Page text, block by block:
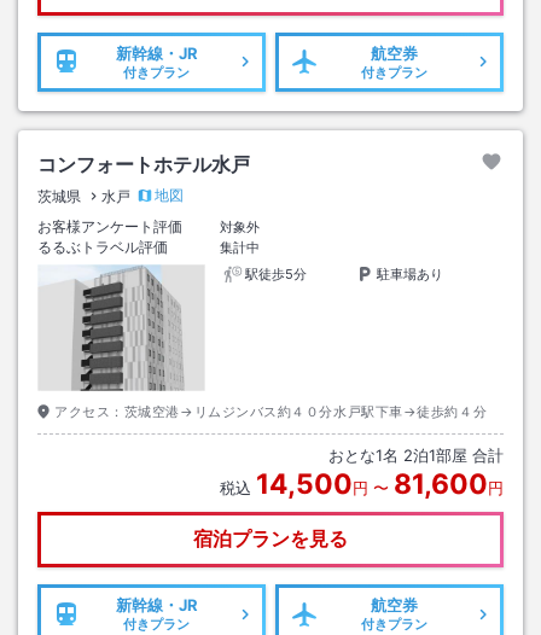
新幹線・JR
付きプラン
航空券
付きプラン
コンフォートホテル水戸
茨城県 水戸
地図
お客様アンケート評価
対象外
るるぶトラベル評価
集計中
駅徒歩5分
駐車場あり
アクセス： 茨城空港→リムジンバス約４０分水戸駅下車→徒歩約４分
おとな1名 2泊1部屋 合計
税込 14,500円 〜 81,600円
宿泊プランを見る
新幹線・JR
付きプラン
航空券
付きプラン